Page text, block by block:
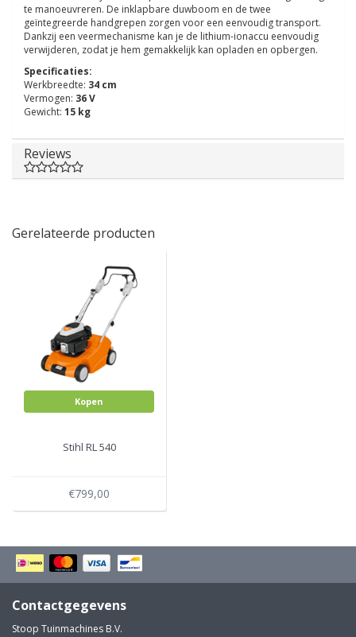
te manoeuvreren. De inklapbare duwboom en de twee
geïntegreerde handgrepen zorgen voor een eenvoudig transport.
Dankzij een veermechanisme kan je de lithium-ionaccu eenvoudig
verwijderen, zodat je hem gemakkelijk kan opladen en opbergen.
Specificaties:
Werkbreedte: 34 cm
Vermogen: 36 V
Gewicht: 15 kg
Reviews
Gerelateerde producten
Kopen
Stihl RL 540
€799,00
Contactgegevens
Stoop Tuinmachines B.V.